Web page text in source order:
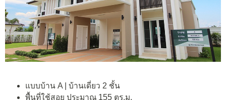
แบบบ้าน A | บ้านเดี่ยว 2 ชั้น
พื้นที่ใช้สอย ประมาณ 155 ตร.ม.